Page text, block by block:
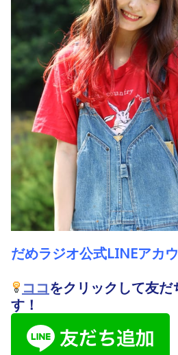
だめラジオ公式LINEアカ
ココをクリックして友だ
す！